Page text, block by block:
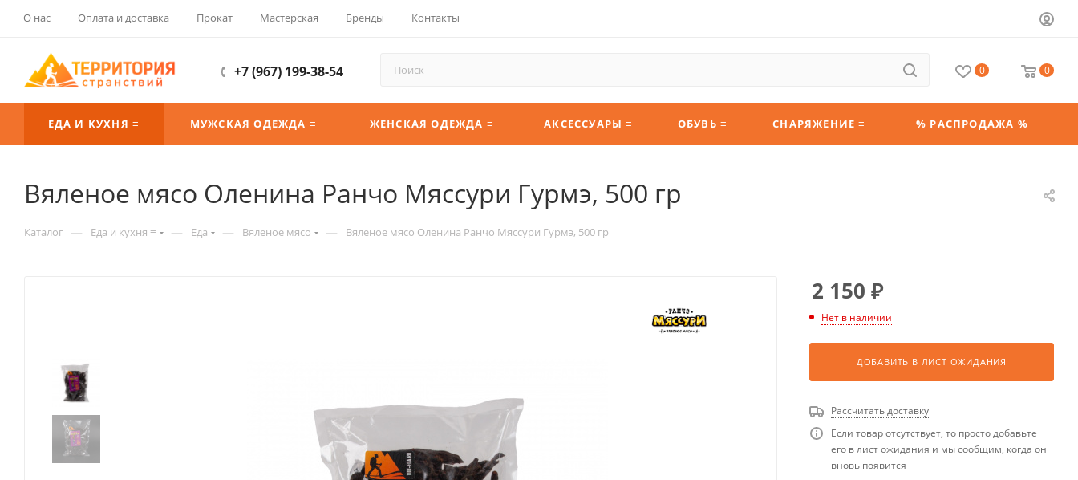
О нас Оплата и доставка Прокат Мастерская Бренды Контакты
+7 (967) 199-38-54 0 0
ЕДА И КУХНЯ ≡ МУЖСКАЯ ОДЕЖДА ≡ ЖЕНСКАЯ ОДЕЖДА ≡ АКСЕССУАРЫ ≡ ОБУВЬ ≡ СНАРЯЖЕНИЕ ≡ % РАСПРОДАЖА %
Вяленое мясо Оленина Ранчо Мяссури Гурмэ, 500 гр
Каталог — Еда и кухня ≡ — Еда — Вяленое мясо — Вяленое мясо Оленина Ранчо Мяссури Гурмэ, 500 гр
2 150 ₽
Нет в наличии
ДОБАВИТЬ В ЛИСТ ОЖИДАНИЯ
Рассчитать доставку
Если товар отсутствует, то просто добавьте
его в лист ожидания и мы сообщим, когда он
вновь появится